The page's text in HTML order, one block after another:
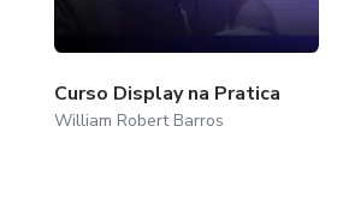
Curso Display na Pratica
William Robert Barros